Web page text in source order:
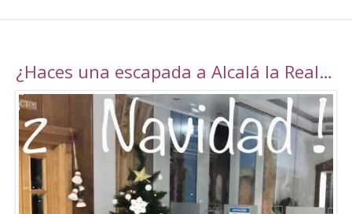
¿Haces una escapada a Alcalá la Real esta navidad?